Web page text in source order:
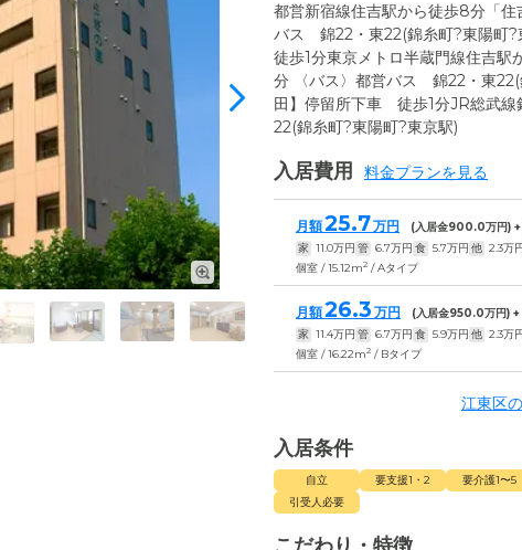
都営新宿線住吉駅から徒歩8分「
バス 錦22・東22(錦糸町?東
徒歩1分東京メトロ半蔵門線住吉
分 〈バス〉都営バス 錦22・
田】停留所下車 徒歩1分JR総武
22(錦糸町?東陽町?東京駅)
入居費用 料金プランを見る
月額25.7万円 (入居金900.0万円)
家 11.0万円 管 6.7万円 食 5.7万円 他 2.3万
個室 / 15.12m2 / Aタイプ
月額26.3 万円 (入居金950.0万円)
家 11.4万円 管 6.7万円 食 5.9万円 他 2.3万
個室 / 16.22m2 / Bタイプ
江東区
入居条件
自立 要支援1・2 要介護1〜5
引受人必要